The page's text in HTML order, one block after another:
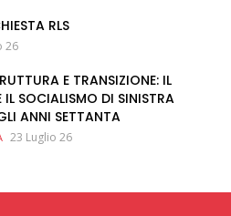
RLS
26
E TRANSIZIONE: IL
SOCIALISMO DI SINISTRA
ANNI SETTANTA
23 Luglio 26